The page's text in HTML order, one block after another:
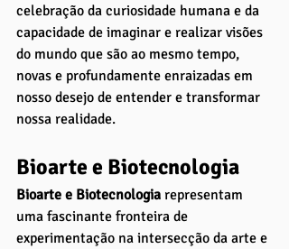
celebração da curiosidade humana e da
capacidade de imaginar e realizar visões
do mundo que são ao mesmo tempo,
novas e profundamente enraizadas em
nosso desejo de entender e transformar
nossa realidade.
Bioarte e Biotecnologia
Bioarte e Biotecnologia representam
uma fascinante fronteira de
experimentação na intersecção da arte e